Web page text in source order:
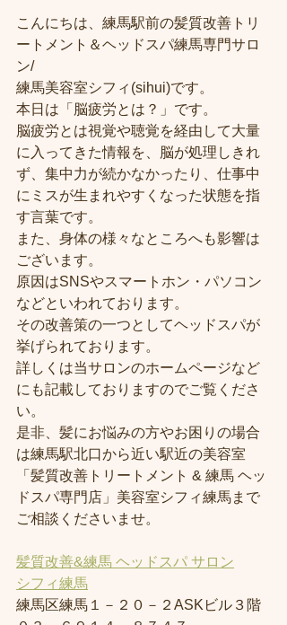
こんにちは、練馬駅前の髪質改善トリ
ートメント＆ヘッドスパ練馬専門サロ
ン/
練馬美容室シフィ(sihui)です。
本日は「脳疲労とは？」です。
脳疲労とは視覚や聴覚を経由して大量
に入ってきた情報を、脳が処理しきれ
ず、集中力が続かなかったり、仕事中
にミスが生まれやすくなった状態を指
す言葉です。
また、身体の様々なところへも影響は
ございます。
原因はSNSやスマートホン・パソコン
などといわれております。
その改善策の一つとしてヘッドスパが
挙げられております。
詳しくは当サロンのホームページなど
にも記載しておりますのでご覧くださ
い。
是非、髪にお悩みの方やお困りの場合
は練馬駅北口から近い駅近の美容室
「髪質改善トリートメント & 練馬 ヘッ
ドスパ専門店」美容室シフィ練馬まで
ご相談くださいませ。
髪質改善&練馬 ヘッドスパ サロン
シフィ練馬
練馬区練馬１－２０－２ASKビル３階